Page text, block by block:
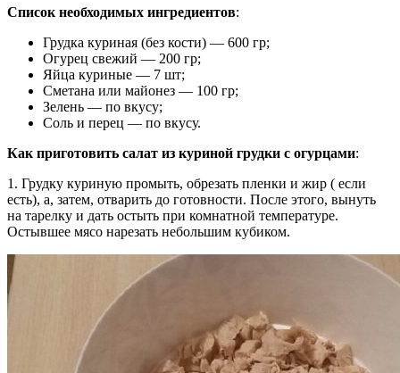
Список необходимых ингредиентов:
Грудка куриная (без кости) — 600 гр;
Огурец свежий — 200 гр;
Яйца куриные — 7 шт;
Сметана или майонез — 100 гр;
Зелень — по вкусу;
Соль и перец — по вкусу.
Как приготовить салат из куриной грудки с огурцами:
1. Грудку куриную промыть, обрезать пленки и жир ( если
есть), а, затем, отварить до готовности. После этого, вынуть
на тарелку и дать остыть при комнатной температуре.
Остывшее мясо нарезать небольшим кубиком.